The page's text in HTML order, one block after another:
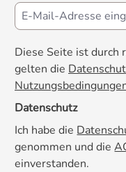
Diese Seite ist durch
gelten die
Datenschutz
Ich habe die
genommen und die
einverstanden.